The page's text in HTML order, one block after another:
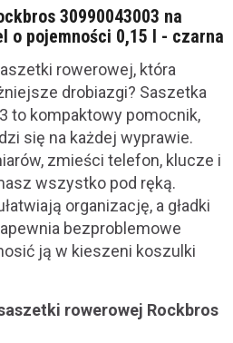
30990043003 na
o pojemności 0,15 l - czarna
rowerowej, która
drobiazgi? Saszetka
to kompaktowy pomocnik,
się na każdej wyprawie.
zmieści telefon, klucze i
wszystko pod ręką.
organizację, a gładki
bezproblemowe
ją w kieszeni koszulki
rowerowej Rockbros